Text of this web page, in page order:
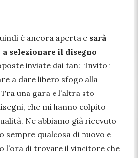
è ancora aperta e sarà
selezionare il disegno
inviate dai fan: “Invito i
a dare libero sfogo alla
una gara e l’altra sto
che mi hanno colpito
Ne abbiamo già ricevuto
sempre qualcosa di nuovo e
l’ora di trovare il vincitore che